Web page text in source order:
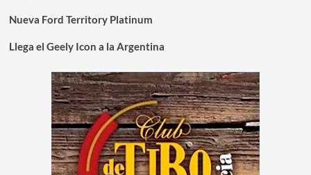
Nueva Ford Territory Platinum
Llega el Geely Icon a la Argentina